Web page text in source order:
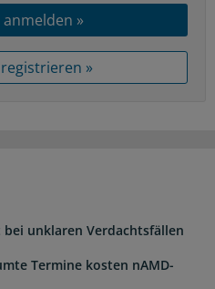
anmelden »
»
bei unklaren Verdachtsfällen
Termine kosten nAMD-